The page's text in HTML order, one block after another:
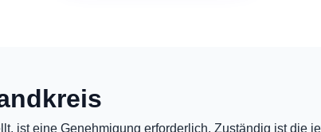
ist eine Genehmigung erforderlich. Zuständig ist die